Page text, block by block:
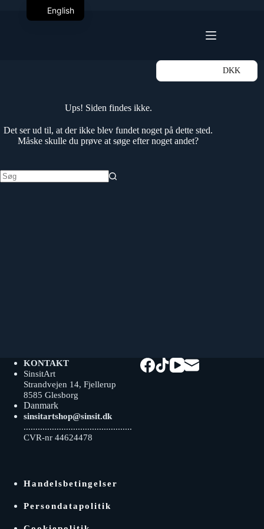
DKK
Ups! Siden findes ikke.
Det ser ud til, at der ikke blev fundet noget på dette sted.
Måske skulle du prøve at søge efter noget andet?
KONTAKT
SinsitArt
Strandvejen 14, Fjellerup
8585 Glesborg
Danmark
sinsitartshop@sinsit.dk
..............................................
CVR-nr 44624478
Handelsbetingelser
Persondatapolitik
English